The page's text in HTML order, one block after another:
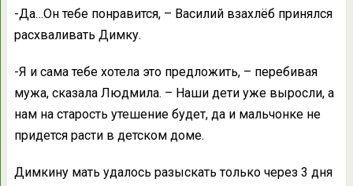
-Да…Он тебе понравится, – Василий взахлёб принялся
расхваливать Димку.
-Я и сама тебе хотела это предложить, – перебивая
мужа, сказала Людмила. – Наши дети уже выросли, а
нам на старость утешение будет, да и мальчонке не
придется расти в детском доме.
Димкину мать удалось разыскать только через 3 дня